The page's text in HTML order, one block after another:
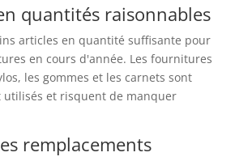
quantités raisonnables
articles en quantité suffisante pour
en cours d'année. Les fournitures
les gommes et les carnets sont
et risquent de manquer
remplacements